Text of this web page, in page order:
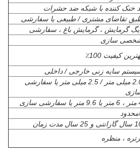
خنک کننده با شبکه ضد حشرات
تقاضای مشتری / طبیعی یا سفارشی
گرمایش ، گرمایش باغ ، سفارشی
سازی
کیفیت 100٪
سایه زنی خارجی / داخلی
2.0 میلی متر / 2.5 میلی متر یا سفارشی
سازی
25 سال مدت زمان
، منظره